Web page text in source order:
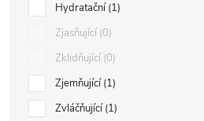
Hydratační 1
Zjasňující 0
Zklidňující 0
Zjemňující 1
Zvláčňující 1